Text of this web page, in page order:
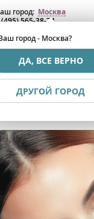
город: Москва
город - Москва?
ДА, ВСЕ ВЕРНО
ДРУГОЙ ГОРОД
565-38-74
БРЕНДЫ
Как работает